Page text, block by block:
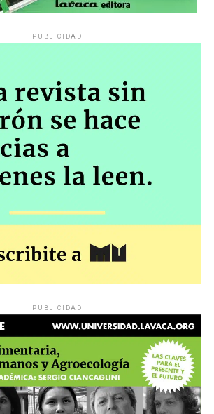
PUBLICIDAD
PUBLICIDAD